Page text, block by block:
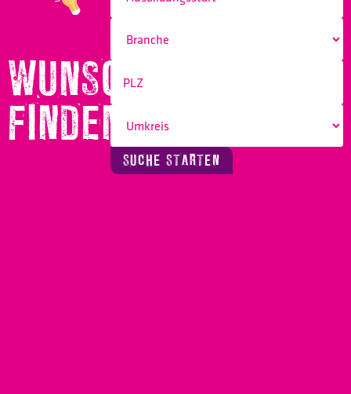
WUNSCHBERUF
FINDEN!
SUCHE STARTEN